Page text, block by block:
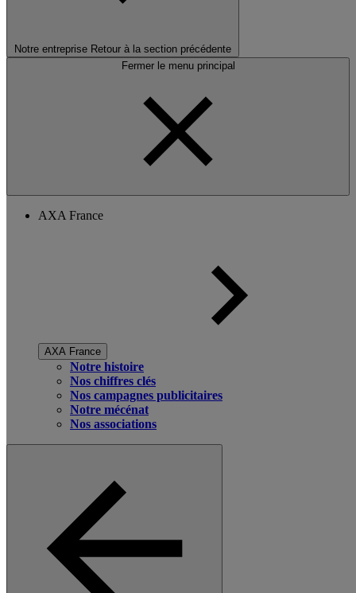
Notre entreprise Retour à la section précédente
Fermer le menu principal
AXA France
AXA France
Notre histoire
Nos chiffres clés
Nos campagnes publicitaires
Notre mécénat
Nos associations